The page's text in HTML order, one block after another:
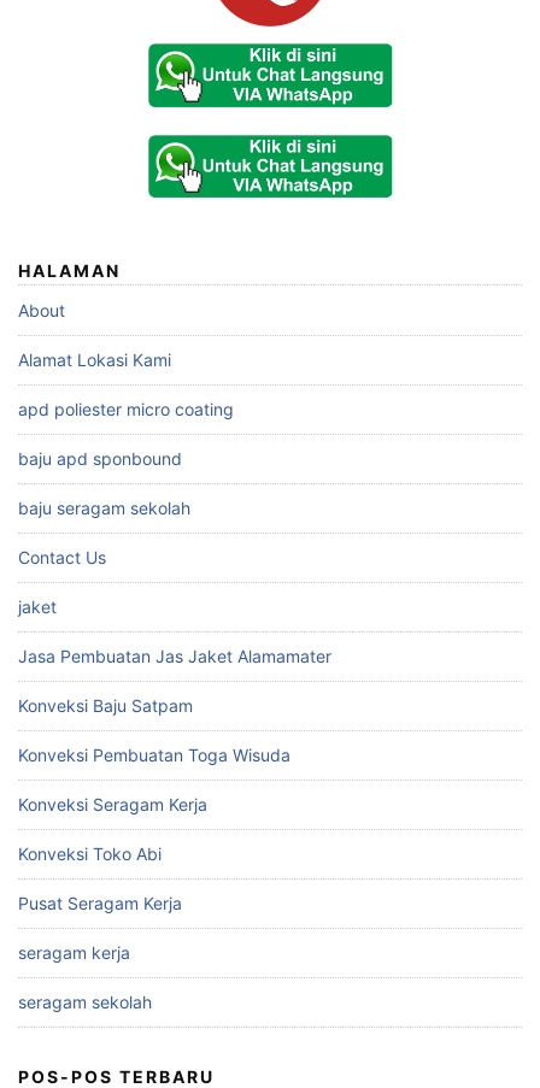
HALAMAN
About
Alamat Lokasi Kami
apd poliester micro coating
baju apd sponbound
baju seragam sekolah
Contact Us
jaket
Jasa Pembuatan Jas Jaket Alamamater
Konveksi Baju Satpam
Konveksi Pembuatan Toga Wisuda
Konveksi Seragam Kerja
Konveksi Toko Abi
Pusat Seragam Kerja
seragam kerja
seragam sekolah
POS-POS TERBARU